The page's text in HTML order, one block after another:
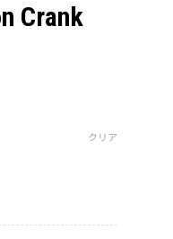
Crank
クリア